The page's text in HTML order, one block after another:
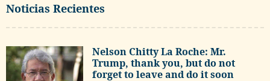
Noticias Recientes
Nelson Chitty La Roche: Mr.
Trump, thank you, but do not
forget to leave and do it soon